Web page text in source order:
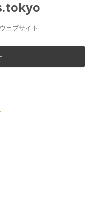
ェブサイト